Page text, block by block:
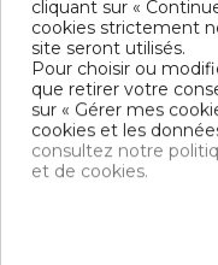
cliquant sur «
cookies strictement
site seront utilisés.
Pour choisir ou
que retirer votre
sur « Gérer mes
cookies et les
consultez notre
et de cookies.